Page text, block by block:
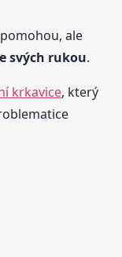
ale
svých rukou.
krkavice, který